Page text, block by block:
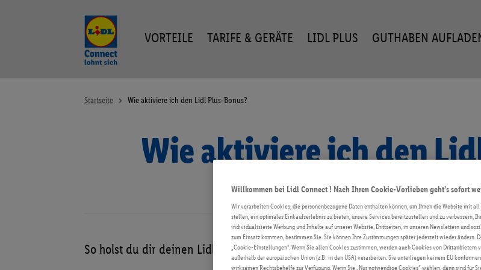
VORTEILE TARIFE & GERÄTE LIDL PLUS GUTHABEN
Startseite Wie aktiviere ich den Lidl Plus‑Bonus?
Wie aktiviere ich den
So holst du dir deinen Lidl Plus‑Bonus:
Willkommen bei Lidl Connect ! Nach Ihren Cookie-Vorlieben geht’s sofort
Wir verarbeiten Cookies, die personenbezogene Daten enthalten können, um Ihnen die Website mit
stellen, ein optimales Einkaufserlebnis zu bieten, unsere Services bereitzustellen und zu verbessern,
individualisierte Werbung und Inhalte auf unserer Website, Drittseiten, in unseren Newslettern und
zum Einsatz kommen, bestimmen Sie. Sie können Ihre Zustimmungen später jederzeit wieder ändern.
„Cookie-Einstellungen“. Wenn Sie allen Cookies zustimmen, werden auch Cookies von
außerhalb der europäischen Union (z.B: in den USA) verarbeiten. Sie unterliegen keinem EU
wirksamen Rechtsbehelfe zur Verfügung. Wenn Sie „Nur notwendige Cookies“ wählen, dann sind für